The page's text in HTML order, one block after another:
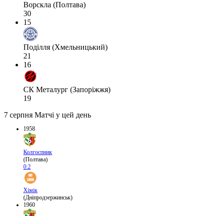
Ворскла (Полтава)
30
15
Поділля (Хмельницький)
21
16
СК Металург (Запоріжжя)
19
7 серпня Матчі у цей день
1958
Колгоспник
(Полтава)
0:2
Хімік
(Дніпродзержинськ)
1960